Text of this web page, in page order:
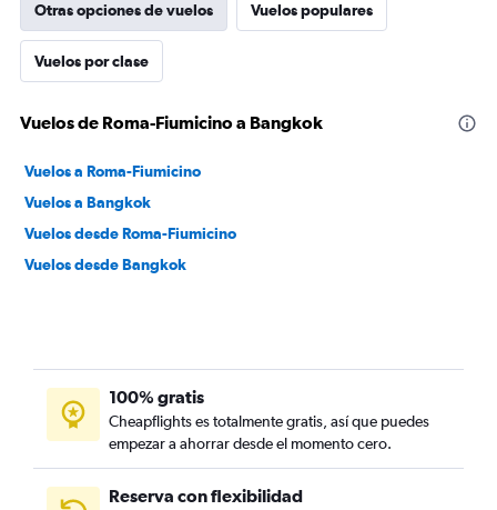
Otras opciones de vuelos Vuelos populares
Vuelos por clase
Vuelos de Roma-Fiumicino a Bangkok
Vuelos a Roma-Fiumicino
Vuelos a Bangkok
Vuelos desde Roma-Fiumicino
Vuelos desde Bangkok
100% gratis
Cheapflights es totalmente gratis, así que puedes
empezar a ahorrar desde el momento cero.
Reserva con flexibilidad